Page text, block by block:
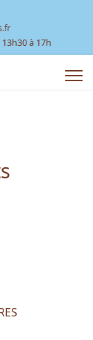
à 17h